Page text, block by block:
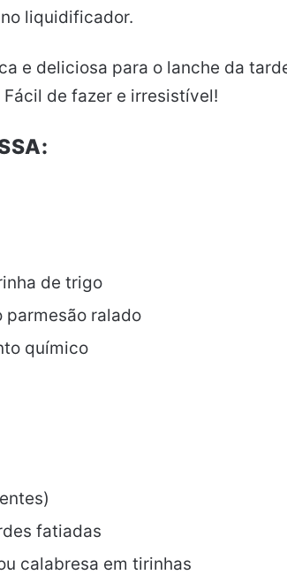
liquidificador.
e deliciosa para o lanche da
de fazer e irresistível!
de trigo
parmesão ralado
químico
fatiadas
calabresa em tirinhas